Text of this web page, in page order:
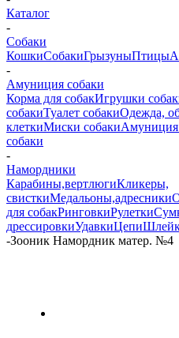
Каталог
-
Собаки
КошкиСобакиГрызуныПтицы
-
Амуниция собаки
Корма для собакИгрушки
собакиТуалет собакиОдежда,
клеткиМиски собакиАмуниция
собаки
-
Намордники
Карабины,вертлюгиКликеры,
свисткиМедальоны,адресники
для собакРинговкиРулетки
дрессировкиУдавкиЦепи
-Зооник Намордник матер. №4